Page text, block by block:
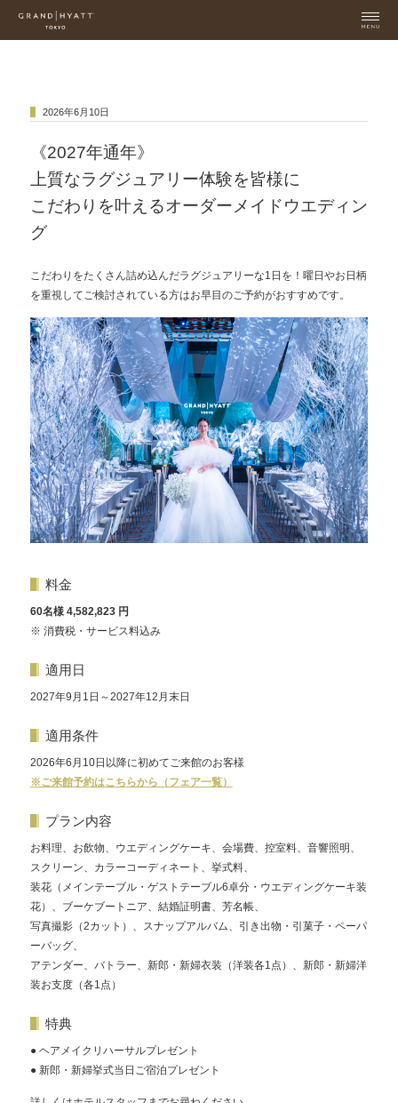
2026年6月10日
《2027年通年》
上質なラグジュアリー体験を皆様に
こだわりを叶えるオーダーメイドウエディン
グ
こだわりをたくさん詰め込んだラグジュアリーな1日を！曜日やお日柄
を重視してご検討されている方はお早目のご予約がおすすめです。
料金
60名様 4,582,823 円
※ 消費税・サービス料込み
適用日
2027年9月1日～2027年12月末日
適用条件
2026年6月10日以降に初めてご来館のお客様
※ご来館予約はこちらから（フェア一覧）
プラン内容
お料理、お飲物、ウエディングケーキ、会場費、控室料、音響照明、
スクリーン、カラーコーディネート、挙式料、
装花（メインテーブル・ゲストテーブル6卓分・ウエディングケーキ装
花）、ブーケブートニア、結婚証明書、芳名帳、
写真撮影（2カット）、スナップアルバム、引き出物・引菓子・ペーパ
ーバッグ、
アテンダー、バトラー、新郎・新婦衣装（洋装各1点）、新郎・新婦洋
装お支度（各1点）
特典
● ヘアメイクリハーサルプレゼント
● 新郎・新婦挙式当日ご宿泊プレゼント